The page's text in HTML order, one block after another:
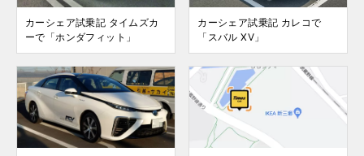
カーシェア試乗記 タイムズカ
ーで「ホンダフィット」
カーシェア試乗記 カレコで
「スバル XV」